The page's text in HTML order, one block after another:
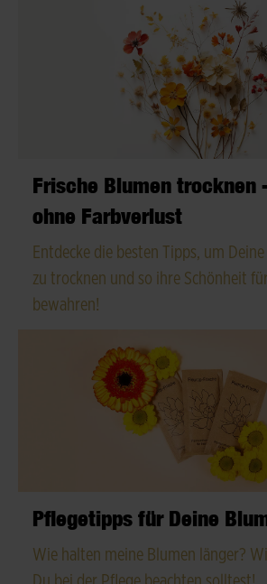
Frische Blumen trocknen
ohne Farbverlust
Entdecke die besten Tipps, um
zu trocknen und so ihre Schönheit
bewahren!
Pflegetipps für Deine
Wie halten meine Blumen länger?